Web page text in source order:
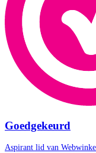
Goedgekeurd
Aspirant lid van